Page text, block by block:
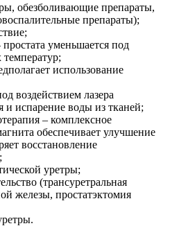
обезболивающие препараты,
препараты);
уменьшается под
использование
воздействием лазера
и испарение воды из тканей;
– комплексное
обеспечивает улучшение
восстановление
уретры;
(трансуретральная
железы, простатэктомия